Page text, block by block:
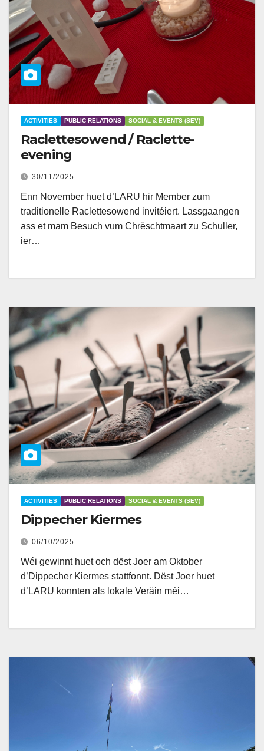
ACTIVITIES PUBLIC RELATIONS SOCIAL & EVENTS (SEV)
Raclettesowend / Raclette-
evening
30/11/2025
Enn November huet d’LARU hir Member zum
traditionelle Raclettesowend invitéiert. Lassgaangen
ass et mam Besuch vum Chrëschtmaart zu Schuller,
ier…
ACTIVITIES PUBLIC RELATIONS SOCIAL & EVENTS (SEV)
Dippecher Kiermes
06/10/2025
Wéi gewinnt huet och dëst Joer am Oktober
d’Dippecher Kiermes stattfonnt. Dëst Joer huet
d’LARU konnten als lokale Veräin méi…